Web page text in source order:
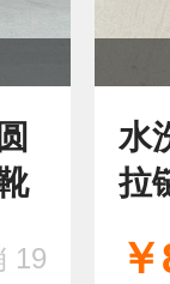
19
水
拉